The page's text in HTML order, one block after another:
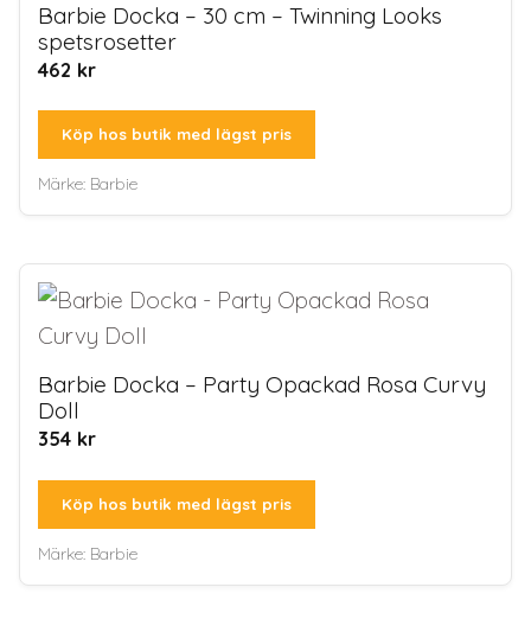
Barbie Docka – 30 cm – Twinning Looks
spetsrosetter
462 kr
Köp hos butik med lägst pris
Märke: Barbie
Barbie Docka – Party Opackad Rosa Curvy
Doll
354 kr
Köp hos butik med lägst pris
Märke: Barbie